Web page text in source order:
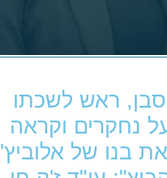
סבן, ראש לשכתו
נחקרים וקראה
בנו של אלוביץ'